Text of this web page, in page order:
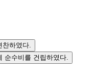
하였다.
순수비를 건립하였다.